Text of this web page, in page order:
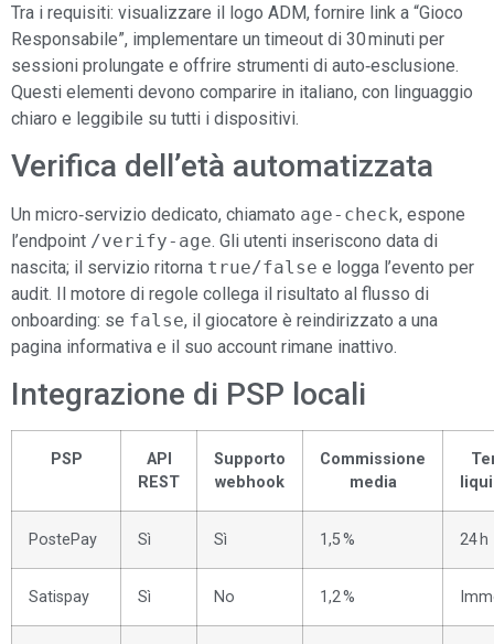
Tra i requisiti: visualizzare il logo ADM, fornire link a “Gioco
Responsabile”, implementare un timeout di 30 minuti per
sessioni prolungate e offrire strumenti di auto‑esclusione.
Questi elementi devono comparire in italiano, con linguaggio
chiaro e leggibile su tutti i dispositivi.
Verifica dell’età automatizzata
Un micro‑servizio dedicato, chiamato age-check, espone
l’endpoint /verify-age. Gli utenti inseriscono data di
nascita; il servizio ritorna true/false e logga l’evento per
audit. Il motore di regole collega il risultato al flusso di
onboarding: se false, il giocatore è reindirizzato a una
pagina informativa e il suo account rimane inattivo.
Integrazione di PSP locali
PSP
API
REST
Supporto
webhook
Commissione
media
PostePay Sì Sì 1,5 % 24 h
Satispay Sì No 1,2 %